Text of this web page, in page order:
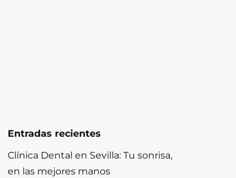
Entradas recientes
Clínica Dental en Sevilla: Tu sonrisa,
en las mejores manos